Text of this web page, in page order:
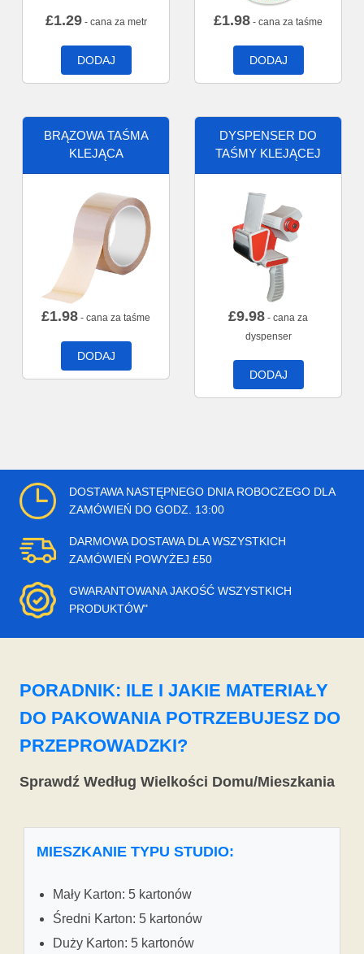
£1.29- cana za metr
DODAJ
£1.98 - cana za taśme
DODAJ
BRĄZOWA TAŚMA
KLEJĄCA
£1.98 - cana za taśme
DODAJ
DYSPENSER DO
TAŚMY KLEJĄCEJ
£9.98 - cana za
dyspenser
DODAJ
DOSTAWA NASTĘPNEGO DNIA ROBOCZEGO DLA
ZAMÓWIEŃ DO GODZ. 13:00
DARMOWA DOSTAWA DLA WSZYSTKICH
ZAMÓWIEŃ POWYŻEJ £50
GWARANTOWANA JAKOŚĆ WSZYSTKICH
PRODUKTÓW"
PORADNIK: ILE I JAKIE MATERIAŁY
DO PAKOWANIA POTRZEBUJESZ DO
PRZEPROWADZKI?
Sprawdź Według Wielkości Domu/Mieszkania
MIESZKANIE TYPU STUDIO:
Mały Karton: 5 kartonów
Średni Karton: 5 kartonów
Duży Karton: 5 kartonów